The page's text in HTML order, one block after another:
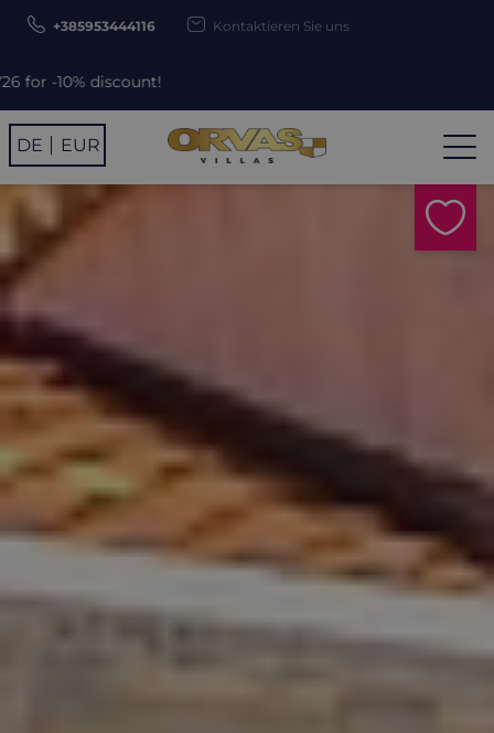
+385953444116 Kontaktieren Sie uns
DE EUR